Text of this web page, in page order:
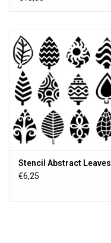
Stencil Abstract Leaves
€6,25